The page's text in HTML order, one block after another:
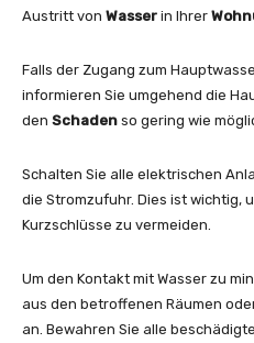
Austritt von Wasser in Ihrer
Falls der Zugang zum
informieren Sie umgehend die
den Schaden so gering wie
Schalten Sie alle elektrischen
die Stromzufuhr. Dies ist wichtig,
Kurzschlüsse zu vermeiden.
Um den Kontakt mit Wasser zu
aus den betroffenen Räumen
an. Bewahren Sie alle